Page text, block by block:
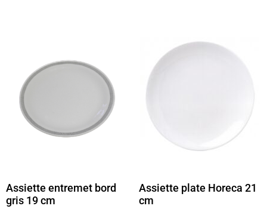
Assiette entremet bord
gris 19 cm
Assiette plate Horeca 21
cm